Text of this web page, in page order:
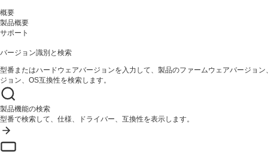
概要
製品概要
サポート
バージョン識別と検索
型番またはハードウェアバージョンを入力して、製品のファームウェアバージョ
ジョン、OS互換性を検索します。
製品機能の検索
型番で検索して、仕様、ドライバー、互換性を表示します。